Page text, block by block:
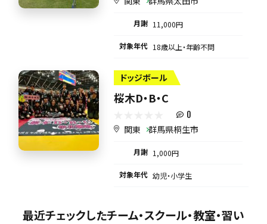
月謝 11,000円
対象年代 18歳以上・年齢不問
ドッジボール
桜木D・B・C
0
関東 群馬県桐生市
月謝 1,000円
対象年代 幼児・小学生
最近チェックしたチーム・スクール・教室・習い